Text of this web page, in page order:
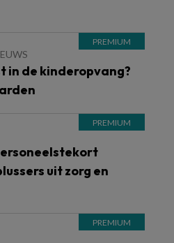
in de kinderopvang?
uit zorg en